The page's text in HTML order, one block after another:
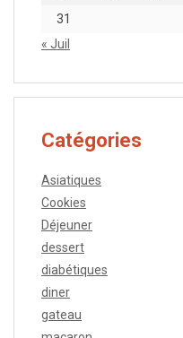
31
« Juil
Catégories
Asiatiques
Cookies
Déjeuner
dessert
diabétiques
diner
gateau